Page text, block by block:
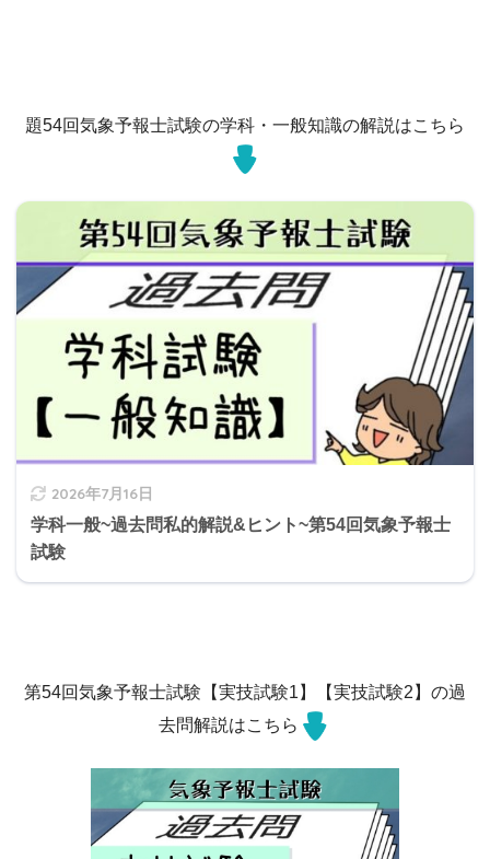
題54回気象予報士試験の学科・一般知識の解説はこちら
2026年7月16日
学科一般~過去問私的解説&ヒント~第54回気象予報士
試験
第54回気象予報士試験【実技試験1】【実技試験2】の過
去問解説はこちら